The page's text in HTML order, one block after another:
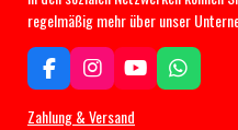
regelmäßig mehr über unser
F
a
c
I
n
s
Y
o
u
W
h
Zahlung & Versand